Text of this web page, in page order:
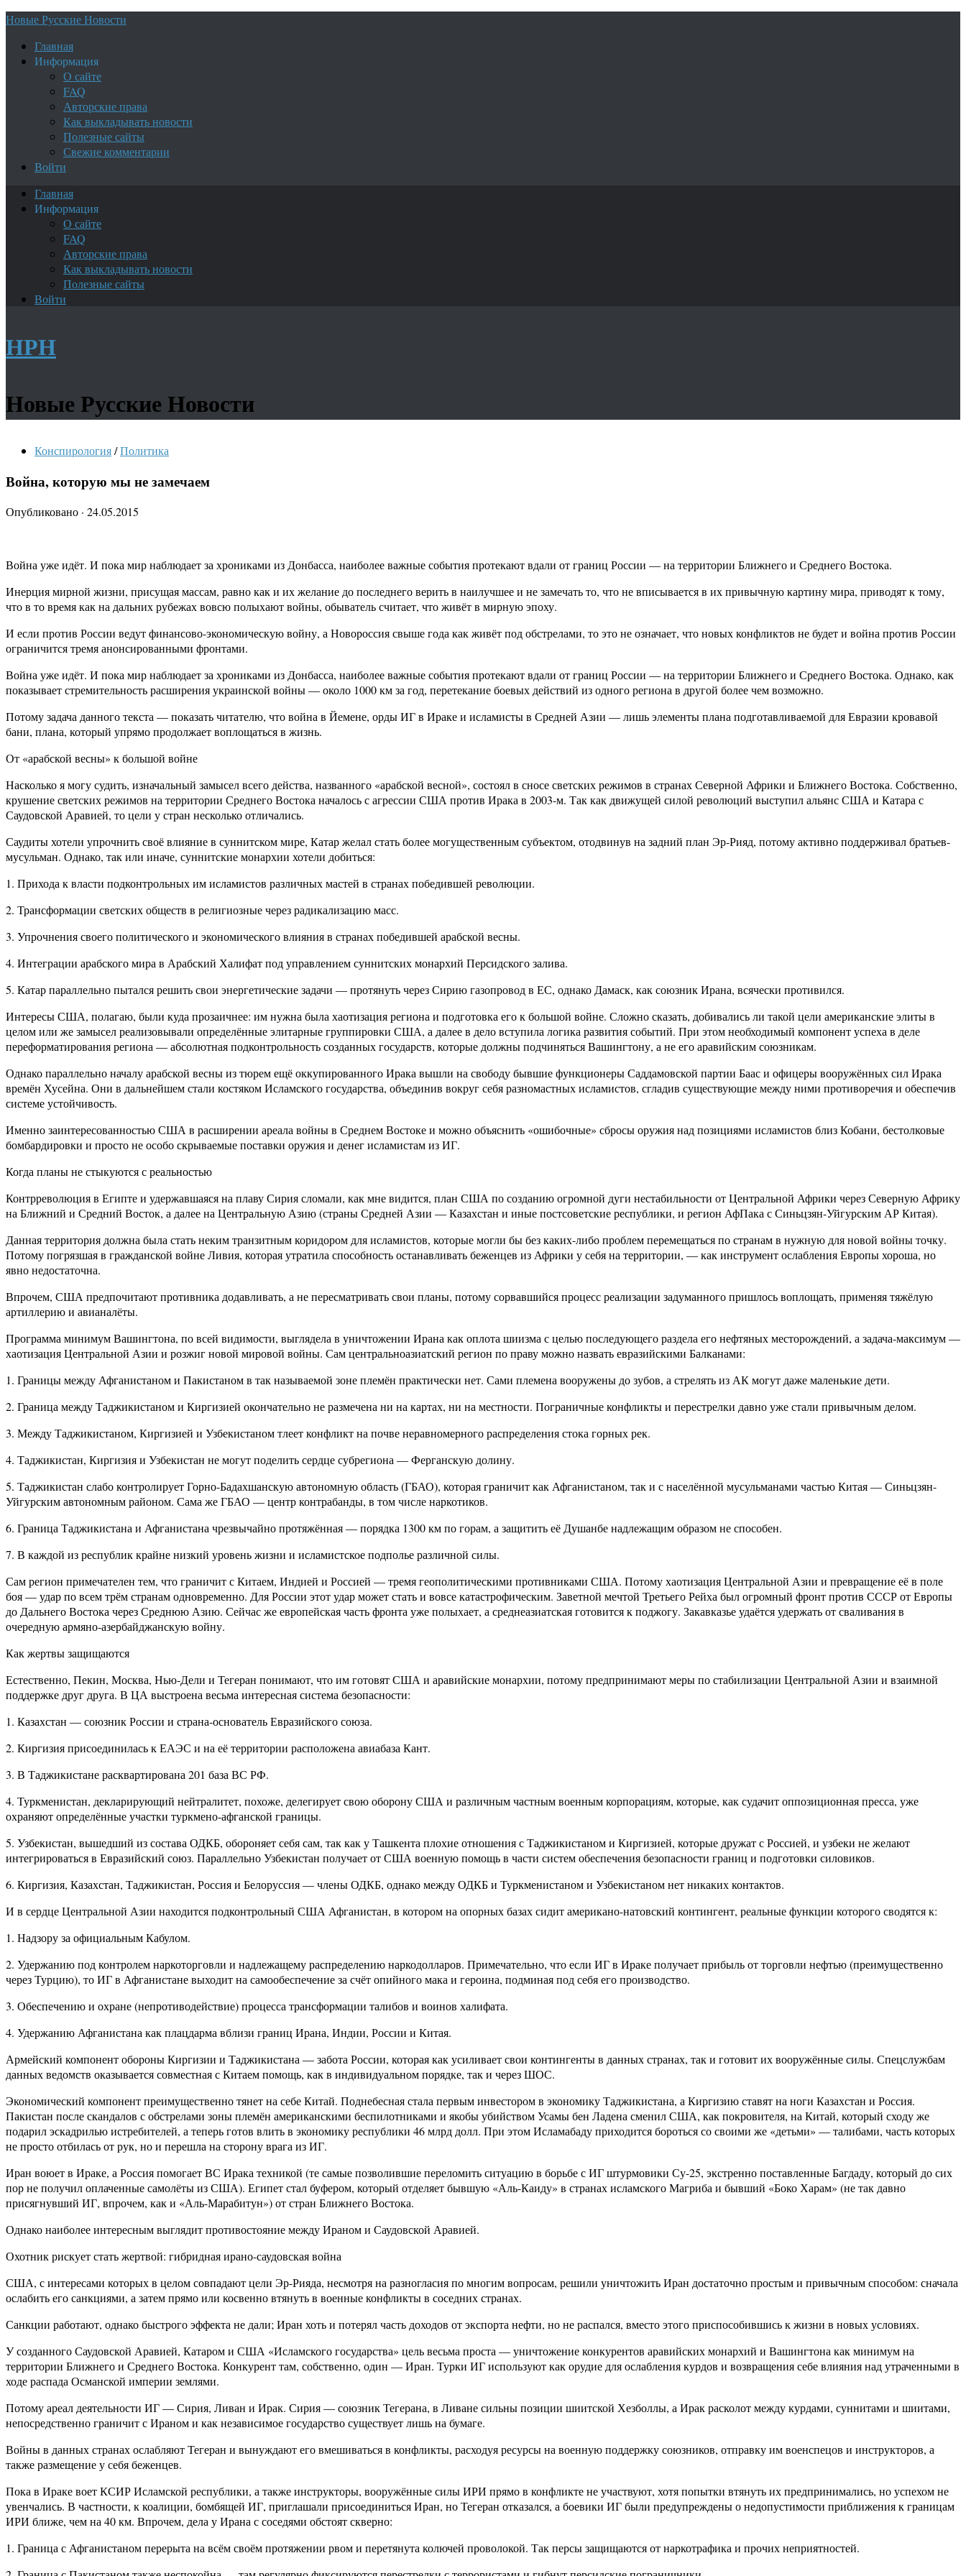
Новые Русские Новости
Главная
Информация
О сайте
FAQ
Авторские права
Как выкладывать новости
Полезные сайты
Свежие комментарии
Войти
Главная
Информация
О сайте
FAQ
Авторские права
Как выкладывать новости
Полезные сайты
Войти
НРН
Новые Русские Новости
Конспирология/Политика
Война, которую мы не замечаем
Опубликовано · 24.05.2015
Война уже идёт. И пока мир наблюдает за хрониками из Донбасса, наиболее важные события протекают вдали от границ России — на территории Ближнего и Среднего Востока.
Инерция мирной жизни, присущая массам, равно как и их желание до последнего верить в наилучшее и не замечать то, что не вписывается в их привычную картину мира, приводят к тому,
что в то время как на дальних рубежах вовсю полыхают войны, обыватель считает, что живёт в мирную эпоху.
И если против России ведут финансово-экономическую войну, а Новороссия свыше года как живёт под обстрелами, то это не означает, что новых конфликтов не будет и война против России
ограничится тремя анонсированными фронтами.
Война уже идёт. И пока мир наблюдает за хрониками из Донбасса, наиболее важные события протекают вдали от границ России — на территории Ближнего и Среднего Востока. Однако, как
показывает стремительность расширения украинской войны — около 1000 км за год, перетекание боевых действий из одного региона в другой более чем возможно.
Потому задача данного текста — показать читателю, что война в Йемене, орды ИГ в Ираке и исламисты в Средней Азии — лишь элементы плана подготавливаемой для Евразии кровавой
бани, плана, который упрямо продолжает воплощаться в жизнь.
От «арабской весны» к большой войне
Насколько я могу судить, изначальный замысел всего действа, названного «арабской весной», состоял в сносе светских режимов в странах Северной Африки и Ближнего Востока. Собственно,
крушение светских режимов на территории Среднего Востока началось с агрессии США против Ирака в 2003-м. Так как движущей силой революций выступил альянс США и Катара с
Саудовской Аравией, то цели у стран несколько отличались.
Саудиты хотели упрочнить своё влияние в суннитском мире, Катар желал стать более могущественным субъектом, отодвинув на задний план Эр-Рияд, потому активно поддерживал братьев-
мусульман. Однако, так или иначе, суннитские монархии хотели добиться:
1. Прихода к власти подконтрольных им исламистов различных мастей в странах победившей революции.
2. Трансформации светских обществ в религиозные через радикализацию масс.
3. Упрочнения своего политического и экономического влияния в странах победившей арабской весны.
4. Интеграции арабского мира в Арабский Халифат под управлением суннитских монархий Персидского залива.
5. Катар параллельно пытался решить свои энергетические задачи — протянуть через Сирию газопровод в ЕС, однако Дамаск, как союзник Ирана, всячески противился.
Интересы США, полагаю, были куда прозаичнее: им нужна была хаотизация региона и подготовка его к большой войне. Сложно сказать, добивались ли такой цели американские элиты в
целом или же замысел реализовывали определённые элитарные группировки США, а далее в дело вступила логика развития событий. При этом необходимый компонент успеха в деле
переформатирования региона — абсолютная подконтрольность созданных государств, которые должны подчиняться Вашингтону, а не его аравийским союзникам.
Однако параллельно началу арабской весны из тюрем ещё оккупированного Ирака вышли на свободу бывшие функционеры Саддамовской партии Баас и офицеры вооружённых сил Ирака
времён Хусейна. Они в дальнейшем стали костяком Исламского государства, объединив вокруг себя разномастных исламистов, сгладив существующие между ними противоречия и обеспечив
системе устойчивость.
Именно заинтересованностью США в расширении ареала войны в Среднем Востоке и можно объяснить «ошибочные» сбросы оружия над позициями исламистов близ Кобани, бестолковые
бомбардировки и просто не особо скрываемые поставки оружия и денег исламистам из ИГ.
Когда планы не стыкуются с реальностью
Контрреволюция в Египте и удержавшаяся на плаву Сирия сломали, как мне видится, план США по созданию огромной дуги нестабильности от Центральной Африки через Северную Африку
на Ближний и Средний Восток, а далее на Центральную Азию (страны Средней Азии — Казахстан и иные постсоветские республики, и регион АфПака с Синьцзян-Уйгурским АР Китая).
Данная территория должна была стать неким транзитным коридором для исламистов, которые могли бы без каких-либо проблем перемещаться по странам в нужную для новой войны точку.
Потому погрязшая в гражданской войне Ливия, которая утратила способность останавливать беженцев из Африки у себя на территории, — как инструмент ослабления Европы хороша, но
явно недостаточна.
Впрочем, США предпочитают противника додавливать, а не пересматривать свои планы, потому сорвавшийся процесс реализации задуманного пришлось воплощать, применяя тяжёлую
артиллерию и авианалёты.
Программа минимум Вашингтона, по всей видимости, выглядела в уничтожении Ирана как оплота шиизма с целью последующего раздела его нефтяных месторождений, а задача-максимум —
хаотизация Центральной Азии и розжиг новой мировой войны. Сам центральноазиатский регион по праву можно назвать евразийскими Балканами:
1. Границы между Афганистаном и Пакистаном в так называемой зоне племён практически нет. Сами племена вооружены до зубов, а стрелять из АК могут даже маленькие дети.
2. Граница между Таджикистаном и Киргизией окончательно не размечена ни на картах, ни на местности. Пограничные конфликты и перестрелки давно уже стали привычным делом.
3. Между Таджикистаном, Киргизией и Узбекистаном тлеет конфликт на почве неравномерного распределения стока горных рек.
4. Таджикистан, Киргизия и Узбекистан не могут поделить сердце субрегиона — Ферганскую долину.
5. Таджикистан слабо контролирует Горно-Бадахшанскую автономную область (ГБАО), которая граничит как Афганистаном, так и с населённой мусульманами частью Китая — Синьцзян-
Уйгурским автономным районом. Сама же ГБАО — центр контрабанды, в том числе наркотиков.
6. Граница Таджикистана и Афганистана чрезвычайно протяжённая — порядка 1300 км по горам, а защитить её Душанбе надлежащим образом не способен.
7. В каждой из республик крайне низкий уровень жизни и исламистское подполье различной силы.
Сам регион примечателен тем, что граничит с Китаем, Индией и Россией — тремя геополитическими противниками США. Потому хаотизация Центральной Азии и превращение её в поле
боя — удар по всем трём странам одновременно. Для России этот удар может стать и вовсе катастрофическим. Заветной мечтой Третьего Рейха был огромный фронт против СССР от Европы
до Дальнего Востока через Среднюю Азию. Сейчас же европейская часть фронта уже полыхает, а среднеазиатская готовится к поджогу. Закавказье удаётся удержать от сваливания в
очередную армяно-азербайджанскую войну.
Как жертвы защищаются
Естественно, Пекин, Москва, Нью-Дели и Тегеран понимают, что им готовят США и аравийские монархии, потому предпринимают меры по стабилизации Центральной Азии и взаимной
поддержке друг друга. В ЦА выстроена весьма интересная система безопасности:
1. Казахстан — союзник России и страна-основатель Евразийского союза.
2. Киргизия присоединилась к ЕАЭС и на её территории расположена авиабаза Кант.
3. В Таджикистане расквартирована 201 база ВС РФ.
4. Туркменистан, декларирующий нейтралитет, похоже, делегирует свою оборону США и различным частным военным корпорациям, которые, как судачит оппозиционная пресса, уже
охраняют определённые участки туркмено-афганской границы.
5. Узбекистан, вышедший из состава ОДКБ, обороняет себя сам, так как у Ташкента плохие отношения с Таджикистаном и Киргизией, которые дружат с Россией, и узбеки не желают
интегрироваться в Евразийский союз. Параллельно Узбекистан получает от США военную помощь в части систем обеспечения безопасности границ и подготовки силовиков.
6. Киргизия, Казахстан, Таджикистан, Россия и Белоруссия — члены ОДКБ, однако между ОДКБ и Туркменистаном и Узбекистаном нет никаких контактов.
И в сердце Центральной Азии находится подконтрольный США Афганистан, в котором на опорных базах сидит американо-натовский контингент, реальные функции которого сводятся к:
1. Надзору за официальным Кабулом.
2. Удержанию под контролем наркоторговли и надлежащему распределению наркодолларов. Примечательно, что если ИГ в Ираке получает прибыль от торговли нефтью (преимущественно
через Турцию), то ИГ в Афганистане выходит на самообеспечение за счёт опийного мака и героина, подминая под себя его производство.
3. Обеспечению и охране (непротиводействие) процесса трансформации талибов и воинов халифата.
4. Удержанию Афганистана как плацдарма вблизи границ Ирана, Индии, России и Китая.
Армейский компонент обороны Киргизии и Таджикистана — забота России, которая как усиливает свои контингенты в данных странах, так и готовит их вооружённые силы. Спецслужбам
данных ведомств оказывается совместная с Китаем помощь, как в индивидуальном порядке, так и через ШОС.
Экономический компонент преимущественно тянет на себе Китай. Поднебесная стала первым инвестором в экономику Таджикистана, а Киргизию ставят на ноги Казахстан и Россия.
Пакистан после скандалов с обстрелами зоны племён американскими беспилотниками и якобы убийством Усамы бен Ладена сменил США, как покровителя, на Китай, который сходу же
подарил эскадрилью истребителей, а теперь готов влить в экономику республики 46 млрд долл. При этом Исламабаду приходится бороться со своими же «детьми» — талибами, часть которых
не просто отбилась от рук, но и перешла на сторону врага из ИГ.
Иран воюет в Ираке, а Россия помогает ВС Ирака техникой (те самые позволившие переломить ситуацию в борьбе с ИГ штурмовики Су-25, экстренно поставленные Багдаду, который до сих
пор не получил оплаченные самолёты из США). Египет стал буфером, который отделяет бывшую «Аль-Каиду» в странах исламского Магриба и бывший «Боко Харам» (не так давно
присягнувший ИГ, впрочем, как и «Аль-Марабитун») от стран Ближнего Востока.
Однако наиболее интересным выглядит противостояние между Ираном и Саудовской Аравией.
Охотник рискует стать жертвой: гибридная ирано-саудовская война
США, с интересами которых в целом совпадают цели Эр-Рияда, несмотря на разногласия по многим вопросам, решили уничтожить Иран достаточно простым и привычным способом: сначала
ослабить его санкциями, а затем прямо или косвенно втянуть в военные конфликты в соседних странах.
Санкции работают, однако быстрого эффекта не дали; Иран хоть и потерял часть доходов от экспорта нефти, но не распался, вместо этого приспособившись к жизни в новых условиях.
У созданного Саудовской Аравией, Катаром и США «Исламского государства» цель весьма проста — уничтожение конкурентов аравийских монархий и Вашингтона как минимум на
территории Ближнего и Среднего Востока. Конкурент там, собственно, один — Иран. Турки ИГ используют как орудие для ослабления курдов и возвращения себе влияния над утраченными в
ходе распада Османской империи землями.
Потому ареал деятельности ИГ — Сирия, Ливан и Ирак. Сирия — союзник Тегерана, в Ливане сильны позиции шиитской Хезболлы, а Ирак расколот между курдами, суннитами и шиитами,
непосредственно граничит с Ираном и как независимое государство существует лишь на бумаге.
Войны в данных странах ослабляют Тегеран и вынуждают его вмешиваться в конфликты, расходуя ресурсы на военную поддержку союзников, отправку им военспецов и инструкторов, а
также размещение у себя беженцев.
Пока в Ираке воет КСИР Исламской республики, а также инструкторы, вооружённые силы ИРИ прямо в конфликте не участвуют, хотя попытки втянуть их предпринимались, но успехом не
увенчались. В частности, к коалиции, бомбящей ИГ, приглашали присоединиться Иран, но Тегеран отказался, а боевики ИГ были предупреждены о недопустимости приближения к границам
ИРИ ближе, чем на 40 км. Впрочем, дела у Ирана с соседями обстоят скверно:
1. Граница с Афганистаном перерыта на всём своём протяжении рвом и перетянута колючей проволокой. Так персы защищаются от наркотрафика и прочих неприятностей.